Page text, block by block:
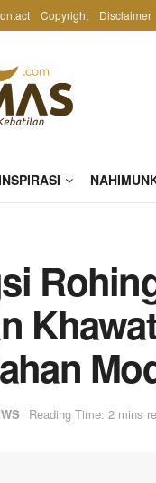
Copyright Disclaimer
Reading Time: 2 mins